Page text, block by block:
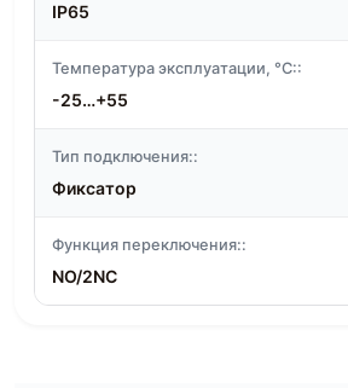
IP65
Температура эксплуатации, °C::
-25…+55
Тип подключения::
Фиксатор
Функция переключения::
NO/2NC